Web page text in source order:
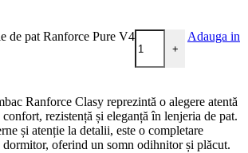
de pat Ranforce Pure V4
+
Adauga in
Ranforce Clasy reprezintă o alegere atentă
rezistență și eleganță în lenjeria de pat.
și atenție la detalii, este o completare
dormitor, oferind un somn odihnitor și plăcut.